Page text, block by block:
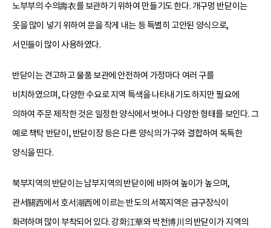
노부부의 수의壽衣를 보관하기 위하여 만들기도 한다. 개구멍 반닫이는
옷을 많이 넣기 위하여 문을 작게 내는 등 특별히 고안된 양식으로,
서민들이 많이 사용하였다.
반닫이는 견고하고 물품 보관에 안전하여 가정마다 여러 구를
비치하였으며, 다양한 수요로 지역 특색을 나타내기도 하지만 필요에
의하여 주문 제작한 것은 일정한 양식에서 벗어나 다양한 형태를 보인다. 그
예로 책탁 반닫이, 반닫이장 등은 다른 양식의 가구와 결합하여 독특한
양식을 띤다.
북부지역의 반닫이는 남부지역의 반닫이에 비하여 높이가 높으며,
관서關西에서 호서湖西에 이르는 반도의 서쪽지역은 금구장식이
화려하며 많이 부착되어 있다. 강화江華와 박천博川의 반닫이가 지역의